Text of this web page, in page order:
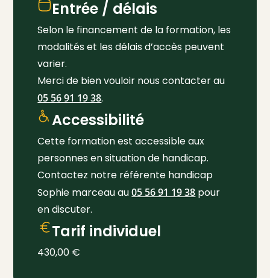
Entrée / délais
Selon le financement de la formation, les
modalités et les délais d’accès peuvent
varier.
Merci de bien vouloir nous contacter au
05 56 91 19 38.
Accessibilité
Cette formation est accessible aux
personnes en situation de handicap.
Contactez notre référente handicap
Sophie marceau au05 56 91 19 38 pour
en discuter.
Tarif individuel
430,00 €